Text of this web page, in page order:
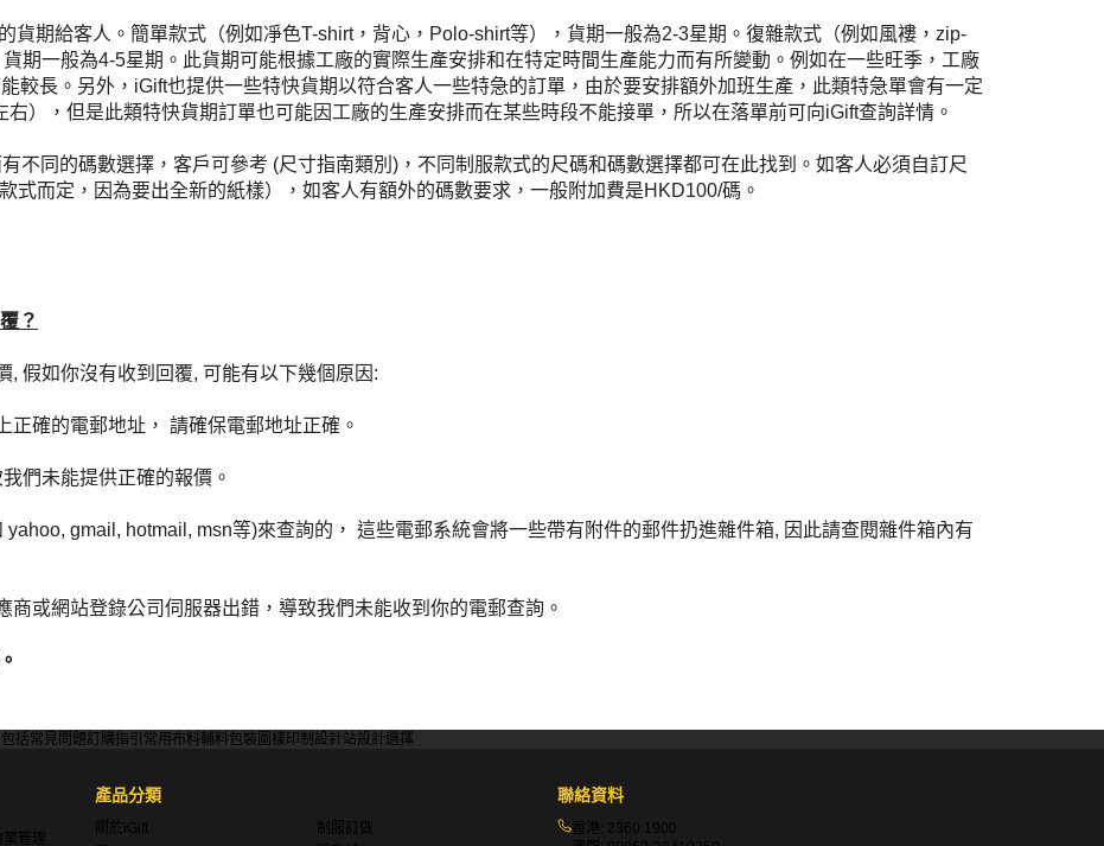
貨期給客人。簡單款式（例如凈色T-shirt，背心，Polo-shirt等），貨期一般為2-3星期。復雜款式（例如風褸，zip-
期一般為4-5星期。此貨期可能根據工廠的實際生產安排和在特定時間生產能力而有所變動。例如在一些旺季，工廠
較長。另外，iGift也提供一些特快貨期以符合客人一些特急的訂單，由於要安排額外加班生產，此類特急單會有一定
），但是此類特快貨期訂單也可能因工廠的生產安排而在某些時段不能接單，所以在落單前可向iGift查詢詳情。
不同的碼數選擇，客戶可參考 (尺寸指南類別)，不同制服款式的尺碼和碼數選擇都可在此找到。如客人必須自訂尺
式而定，因為要出全新的紙樣），如客人有額外的碼數要求，一般附加費是HKD100/碼。
？
假如你沒有收到回覆, 可能有以下幾個原因:
正確的電郵地址 ， 請確保電郵地址正確 。
們未能提供正確的報價 。
yahoo, gmail, hotmail, msn等)來查詢的， 這些電郵系統會將一些帶有附件的郵件扔進雜件箱, 因此請查閱雜件箱內有
商或網站登錄公司伺服器出錯 ， 導致我們未能收到你的電郵查詢 。
括常見問題訂購指引 常用布料輔料包裝 圖樣印制 設計站設計選擇
管理
產品分類
關於iGift
制服訂做
聯絡資料
香港: 2360 1900